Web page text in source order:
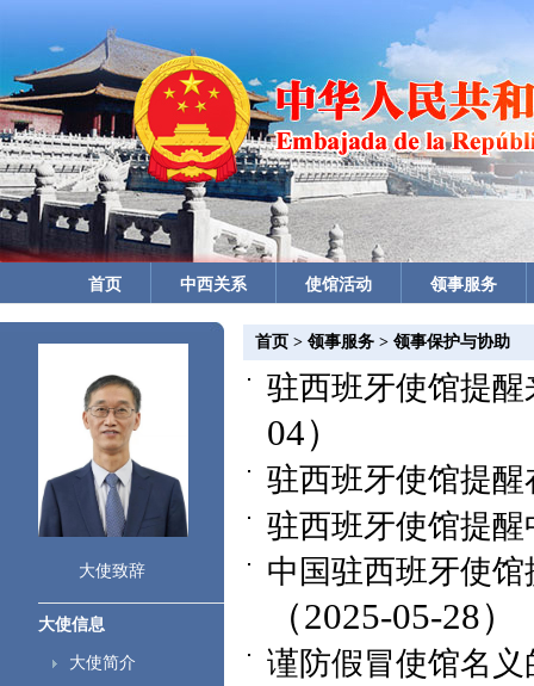
首页 中西关系 使馆活动 领事服务
大使致辞
大使信息
大使简介
首页 > 领事服务 > 领事保护与协助
驻西班牙使馆提
04）
驻西班牙使馆提
驻西班牙使馆提
中国驻西班牙使
（2025-05-28）
谨防假冒使馆名